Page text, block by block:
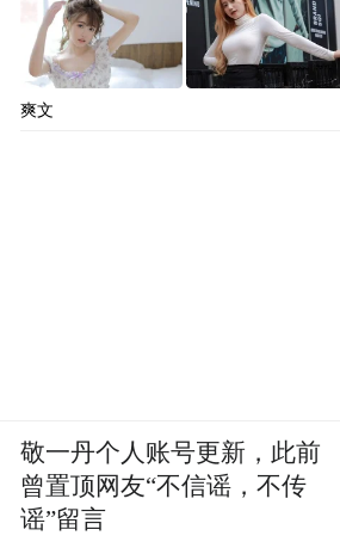
爽文
敬一丹个人账号更新，此前
曾置顶网友“不信谣，不传
谣”留言